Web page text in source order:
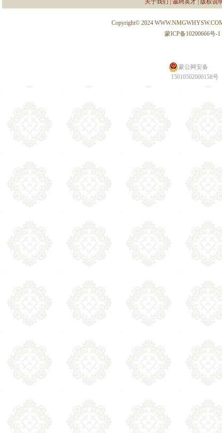
关于我们 诚聘英才 版权说
Copyright© 2024
蒙ICP备10200666号-1
蒙公网安备
15010502000158号